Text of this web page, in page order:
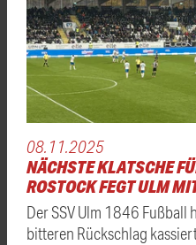
08.11.2025
NÄCHSTE KLATSCHE
ROSTOCK FEGT ULM
Der SSV Ulm 1846 Fußball
bitteren Rückschlag